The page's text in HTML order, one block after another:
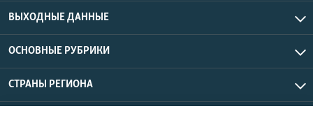
ВЫХОДНЫЕ ДАННЫЕ
ОСНОВНЫЕ РУБРИКИ
СТРАНЫ РЕГИОНА